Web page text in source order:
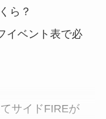
ら？
イベント表で必
サイドFIREが